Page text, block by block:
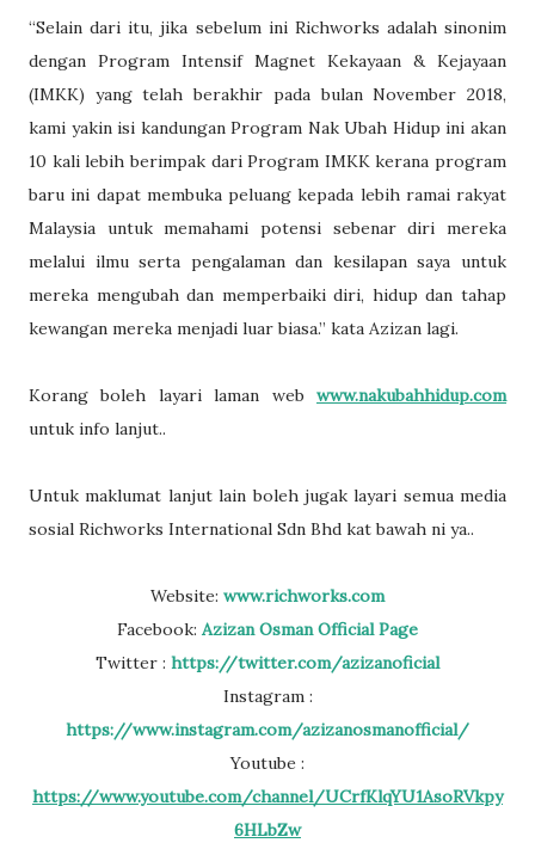
“Selain dari itu, jika sebelum ini Richworks adalah sinonim
dengan Program Intensif Magnet Kekayaan & Kejayaan
(IMKK) yang telah berakhir pada bulan November 2018,
kami yakin isi kandungan Program Nak Ubah Hidup ini akan
10 kali lebih berimpak dari Program IMKK kerana program
baru ini dapat membuka peluang kepada lebih ramai rakyat
Malaysia untuk memahami potensi sebenar diri mereka
melalui ilmu serta pengalaman dan kesilapan saya untuk
mereka mengubah dan memperbaiki diri, hidup dan tahap
kewangan mereka menjadi luar biasa.” kata Azizan lagi.
Korang boleh layari laman web www.nakubahhidup.com
untuk info lanjut..
Untuk maklumat lanjut lain boleh jugak layari semua media
sosial Richworks International Sdn Bhd kat bawah ni ya..
Website: www.richworks.com
Facebook: Azizan Osman Official Page
Twitter : https://twitter.com/azizanoficial
Instagram :
https://www.instagram.com/azizanosmanofficial/
Youtube :
https://www.youtube.com/channel/UCrfKlqYU1AsoRVkpy
6HLbZw